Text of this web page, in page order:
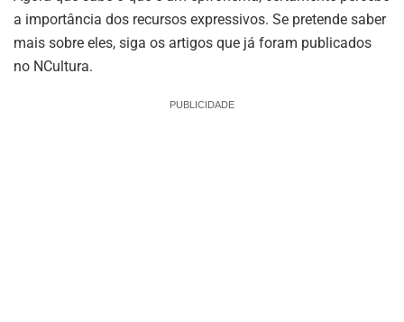
a importância dos recursos expressivos. Se pretende saber
mais sobre eles, siga os artigos que já foram publicados
no NCultura.
PUBLICIDADE